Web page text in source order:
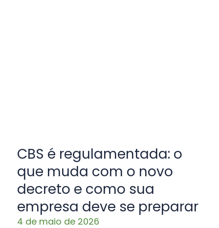
CBS é regulamentada: o
que muda com o novo
decreto e como sua
empresa deve se preparar
4 de maio de 2026